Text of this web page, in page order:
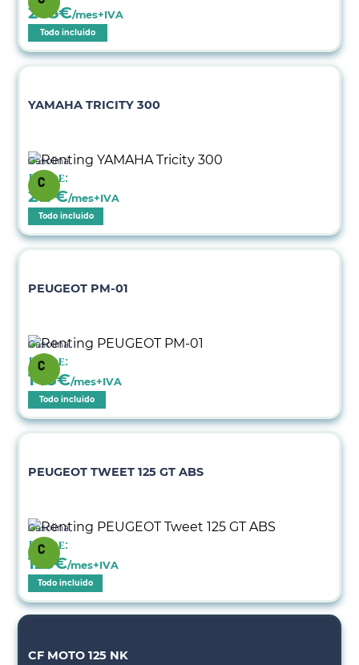
205€/mes+IVA
Todo incluido
YAMAHA TRICITY 300
Gasolina
Desde:
217€/mes+IVA
Todo incluido
PEUGEOT PM-01
Gasolina
Desde:
148€/mes+IVA
Todo incluido
PEUGEOT TWEET 125 GT ABS
Gasolina
Desde:
123€/mes+IVA
Todo incluido
CF MOTO 125 NK